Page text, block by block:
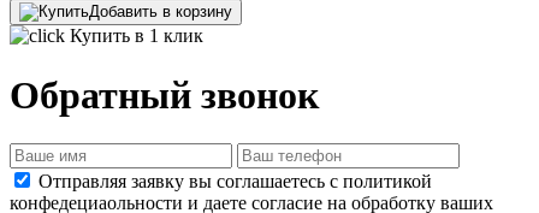
Добавить в корзину
Купить в 1 клик
Обратный звонок
Отправляя заявку вы соглашаетесь с политикой
конфедециаольности и даете согласие на обработку ваших